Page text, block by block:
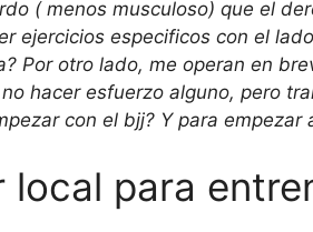
( menos musculoso) que el
ejercicios especificos con el
Por otro lado, me operan en
hacer esfuerzo alguno, pero
con el bjj? Y para empezar
local para